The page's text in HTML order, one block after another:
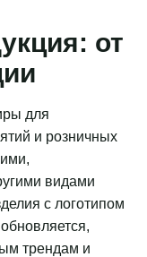
от
для
и розничных
видами
с логотипом
трендам и